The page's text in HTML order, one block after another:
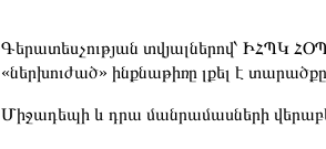
Գերատեսչության տվյալներով՝ ԻՀՊԿ
«ներխուժած» ինքնաթիռը լքել է տարածքը
Միջադեպի և դրա մանրամասների